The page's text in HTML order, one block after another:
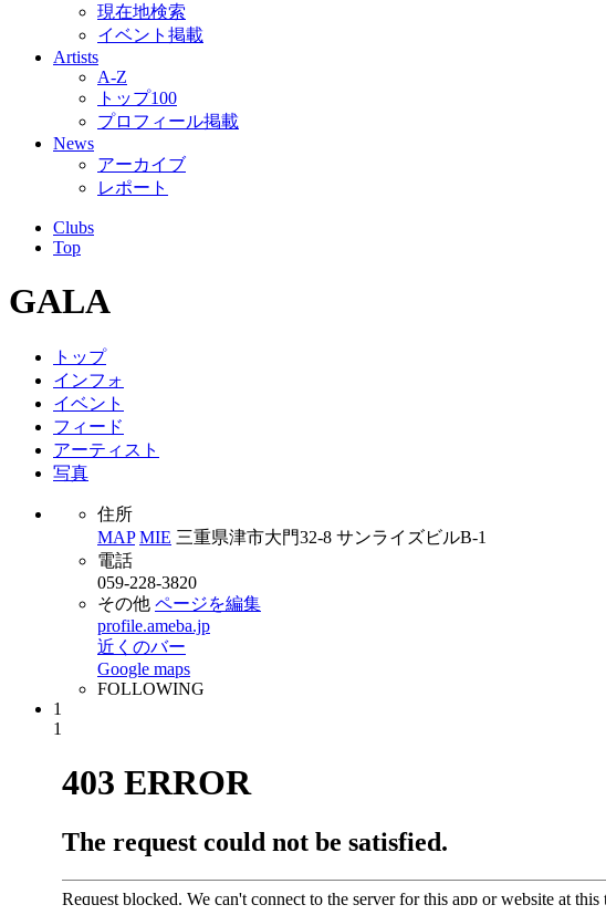
現在地検索
イベント掲載
Artists
A-Z
トップ100
プロフィール掲載
News
アーカイブ
レポート
Clubs
Top
GALA
トップ
インフォ
イベント
フィード
アーティスト
写真
住所
MAP MIE 三重県津市大門32-8 サンライズビルB-1
電話
059-228-3820
その他 ページを編集
profile.ameba.jp
近くのバー
Google maps
FOLLOWING
1
1